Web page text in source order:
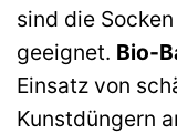
sind die
geeignet. Bio-
Einsatz von
Kunstdüngern